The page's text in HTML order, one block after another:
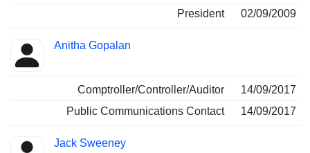
President
02/09/2009
Anitha Gopalan
Comptroller/Controller/Auditor
14/09/2017
Public Communications Contact
14/09/2017
Jack Sweeney